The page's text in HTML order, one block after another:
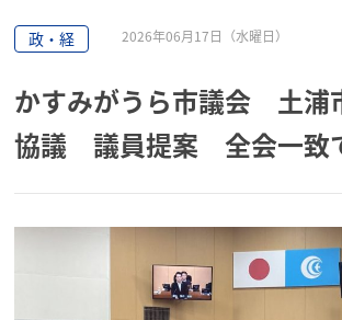
政・経 2026年06月17日（水曜日）
かすみがうら市議会 土浦
協議 議員提案 全会一致